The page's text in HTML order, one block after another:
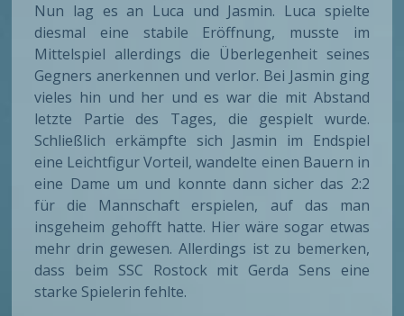
Nun lag es an Luca und Jasmin. Luca spielte
diesmal eine stabile Eröffnung, musste im
Mittelspiel allerdings die Überlegenheit seines
Gegners anerkennen und verlor. Bei Jasmin ging
vieles hin und her und es war die mit Abstand
letzte Partie des Tages, die gespielt wurde.
Schließlich erkämpfte sich Jasmin im Endspiel
eine Leichtfigur Vorteil, wandelte einen Bauern in
eine Dame um und konnte dann sicher das 2:2
für die Mannschaft erspielen, auf das man
insgeheim gehofft hatte. Hier wäre sogar etwas
mehr drin gewesen. Allerdings ist zu bemerken,
dass beim SSC Rostock mit Gerda Sens eine
starke Spielerin fehlte.